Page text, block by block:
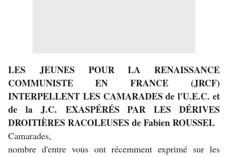
LES JEUNES POUR LA RENAISSANCE
COMMUNISTE EN FRANCE (JRCF)
INTERPELLENT LES CAMARADES de l'U.E.C. et
de la J.C. EXASPÉRÉS PAR LES DÉRIVES
DROITIÈRES RACOLEUSES de Fabien ROUSSEL
Camarades,
nombre d'entre vous ont récemment exprimé sur les